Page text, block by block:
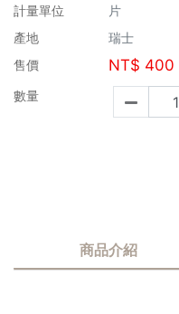
計量單位
片
產地
瑞士
售價
NT$ 400
數量
商品介紹